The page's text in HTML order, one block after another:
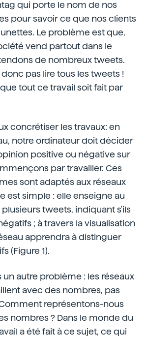
qui porte le nom de nos
pour savoir ce que nos clients
Le problème est que,
vend partout dans le
de nombreux tweets.
pas lire tous les tweets !
tout ce travail soit fait par
concrétiser les travaux: en
notre ordinateur doit décider
positive ou négative sur
par travailler. Ces
sont adaptés aux réseaux
est simple : elle enseigne au
tweets, indiquant s'ils
; à travers la visualisation
apprendra à distinguer
(Figure 1).
un autre problème : les réseaux
avec des nombres, pas
représentons-nous
nombres ? Dans le monde du
a été fait à ce sujet, ce qui